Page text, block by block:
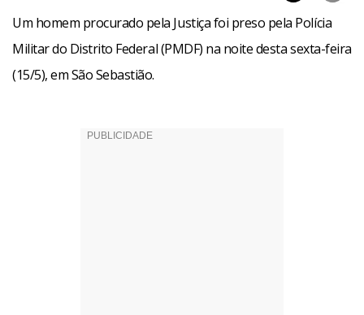
Um homem procurado pela Justiça foi preso pela Polícia
Militar do Distrito Federal (PMDF) na noite desta sexta-feira
(15/5), em São Sebastião.